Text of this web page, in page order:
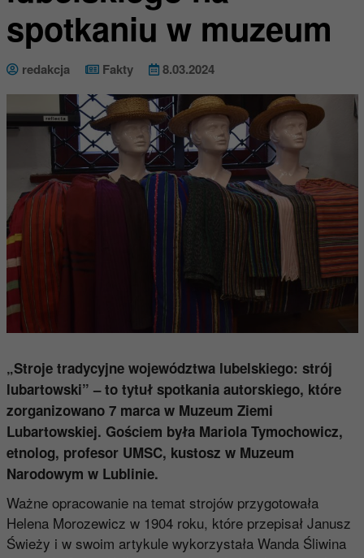
spotkaniu w muzeum
redakcja Fakty 8.03.2024
„Stroje tradycyjne województwa lubelskiego: strój
lubartowski” – to tytuł spotkania autorskiego, które
zorganizowano 7 marca w Muzeum Ziemi
Lubartowskiej. Gościem była Mariola Tymochowicz,
etnolog, profesor UMSC, kustosz w Muzeum
Narodowym w Lublinie.
Ważne opracowanie na temat strojów przygotowała
Helena Morozewicz w 1904 roku, które przepisał Janusz
Świeży i w swoim artykule wykorzystała Wanda Śliwina